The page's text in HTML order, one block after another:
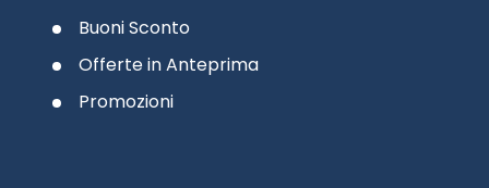
Buoni Sconto
Offerte in Anteprima
Promozioni